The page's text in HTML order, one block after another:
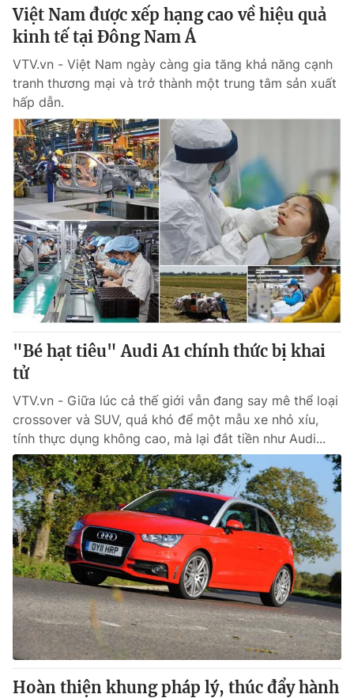
Việt Nam được xếp hạng cao về hiệu quả
kinh tế tại Đông Nam Á
VTV.vn - Việt Nam ngày càng gia tăng khả năng cạnh
tranh thương mại và trở thành một trung tâm sản xuất
hấp dẫn.
"Bé hạt tiêu" Audi A1 chính thức bị khai
tử
VTV.vn - Giữa lúc cả thế giới vẫn đang say mê thể loại
crossover và SUV, quá khó để một mẫu xe nhỏ xíu,
tính thực dụng không cao, mà lại đắt tiền như Audi...
Hoàn thiện khung pháp lý, thúc đẩy hành